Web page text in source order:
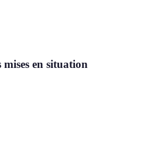
en situation